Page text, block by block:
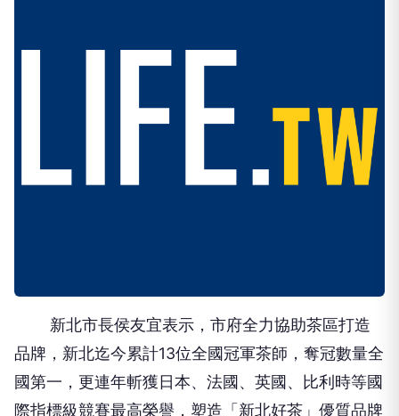
新北市長侯友宜表示，市府全力協助茶區打造
品牌，新北迄今累計13位全國冠軍茶師，奪冠數量全
國第一，更連年斬獲日本、法國、英國、比利時等國
際指標級競賽最高榮譽，塑造「新北好茶」優質品牌